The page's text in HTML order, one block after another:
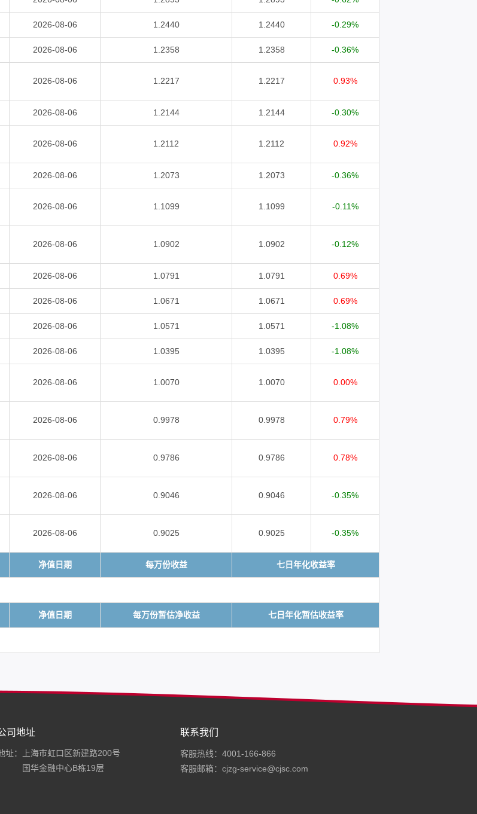
2026-08-06 1.2440 1.2440 -0.29%
2026-08-06 1.2358 1.2358 -0.36%
2026-08-06 1.2217 1.2217 0.93%
2026-08-06 1.2144 1.2144 -0.30%
2026-08-06 1.2112 1.2112 0.92%
2026-08-06 1.2073 1.2073 -0.36%
2026-08-06 1.1099 1.1099 -0.11%
2026-08-06 1.0902 1.0902 -0.12%
2026-08-06 1.0791 1.0791 0.69%
2026-08-06 1.0671 1.0671 0.69%
2026-08-06 1.0571 1.0571 -1.08%
2026-08-06 1.0395 1.0395 -1.08%
2026-08-06 1.0070 1.0070 0.00%
2026-08-06 0.9978 0.9978 0.79%
2026-08-06 0.9786 0.9786 0.78%
2026-08-06 0.9046 0.9046 -0.35%
2026-08-06 0.9025 0.9025 -0.35%
净值日期 每万份收益 七日年化收益率
净值日期 每万份暂估净收益 七日年化暂估收益率
司地址
址：上海市虹口区新建路200号
国华金融中心B栋19层
联系我们
客服热线：4001-166-866
客服邮箱：cjzg-service@cjsc.com